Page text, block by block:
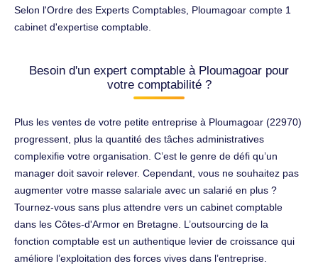
Selon l'Ordre des Experts Comptables, Ploumagoar compte 1
cabinet d'expertise comptable.
Besoin d'un expert comptable à Ploumagoar pour
votre comptabilité ?
Plus les ventes de votre petite entreprise à Ploumagoar (22970)
progressent, plus la quantité des tâches administratives
complexifie votre organisation. C’est le genre de défi qu’un
manager doit savoir relever. Cependant, vous ne souhaitez pas
augmenter votre masse salariale avec un salarié en plus ?
Tournez-vous sans plus attendre vers un cabinet comptable
dans les Côtes-d'Armor en Bretagne. L’outsourcing de la
fonction comptable est un authentique levier de croissance qui
améliore l’exploitation des forces vives dans l’entreprise.